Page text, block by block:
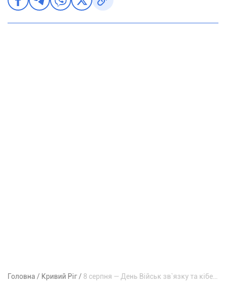
Головна Кривий Ріг 8 серпня — День Військ зв`язку та кібербезпеки Збройних Сил України